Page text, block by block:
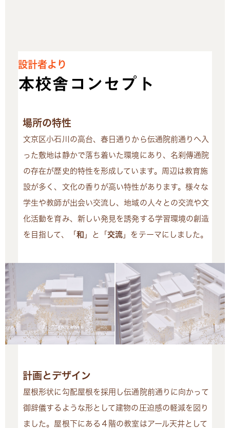
設計者より
本校舎コンセプト
場所の特性
文京区小石川の高台、春日通りから伝通院前通りへ入
った敷地は静かで落ち着いた環境にあり、名刹傳通院
の存在が歴史的特性を形成しています。周辺は教育施
設が多く、文化の香りが高い特性があります。様々な
学生や教師が出会い交流し、地域の人々との交流や文
化活動を育み、新しい発見を誘発する学習環境の創造
を目指して、「 和 」と「交流 」をテーマにしました。
計画とデザイン
屋根形状に勾配屋根を採用し伝通院前通りに向かって
御辞儀するような形として建物の圧迫感の軽減を図り
ました。屋根下にある４階の教室はアール天井として